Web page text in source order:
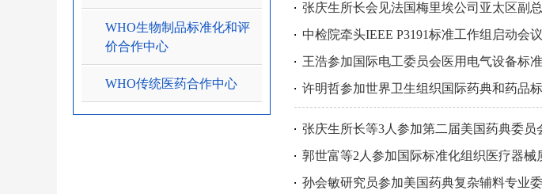
WHO生物制品标准化和评
价合作中心
WHO传统医药合作中心
张庆生所长会见法国梅里埃公司亚太区副
中检院牵头IEEE P3191标准工作组启动会
王浩参加国际电工委员会医用电气设备标
许明哲参加世界卫生组织国际药典和药品
张庆生所长等3人参加第二届美国药典委员
郭世富等2人参加国际标准化组织医疗器
孙会敏研究员参加美国药典复杂辅料专业